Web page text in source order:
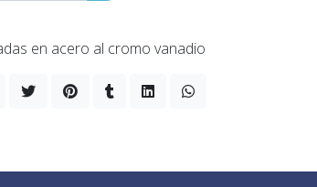
en acero al cromo vanadio